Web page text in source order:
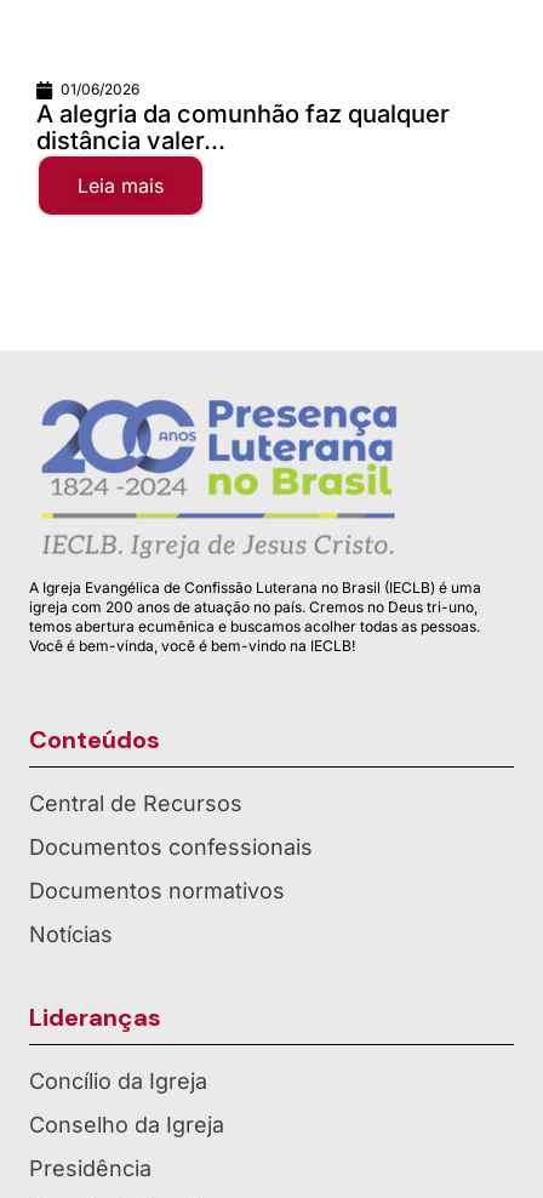
01/06/2026
A alegria da comunhão faz qualquer
distância valer...
Leia mais
A Igreja Evangélica de Confissão Luterana no Brasil (IECLB) é uma
igreja com 200 anos de atuação no país. Cremos no Deus tri-uno,
temos abertura ecumênica e buscamos acolher todas as pessoas.
Você é bem-vinda, você é bem-vindo na IECLB!
Conteúdos
Central de Recursos
Documentos confessionais
Documentos normativos
Notícias
Lideranças
Concílio da Igreja
Conselho da Igreja
Presidência